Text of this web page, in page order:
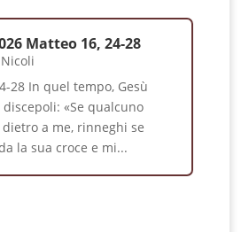
Matteo 16, 24-28
28 In quel tempo, Gesù
«Se qualcuno
a me, rinneghi se
la sua croce e mi...